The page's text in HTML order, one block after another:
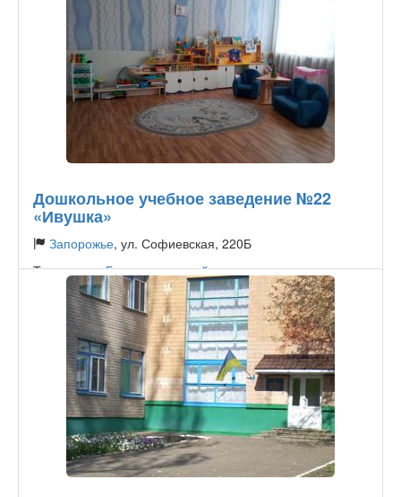
Дошкольное учебное заведение №22
«Ивушка»
Запорожье, ул. Софиевская, 220Б
Тип садика:Государственный